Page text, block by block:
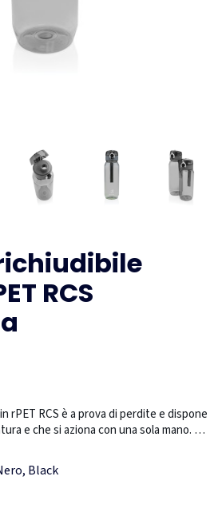
RCS
rPET RCS è a prova di perdite e dispone
e che si aziona con una sola mano. È
che ne facilita il trasporto. Il corpo
100% in RPET certificato RCS. La
una catena di approvvigionamento
certificata. Lavare solo a mano.
bevande fredde. Contenuto totale di
Black